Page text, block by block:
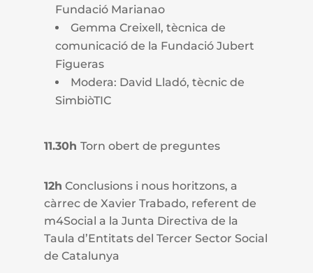
Fundació Marianao
Gemma Creixell, tècnica de
comunicació de la Fundació Jubert
Figueras
Modera: David Lladó, tècnic de
SimbiòTIC
11.30h Torn obert de preguntes
12h Conclusions i nous horitzons, a
càrrec de Xavier Trabado, referent de
m4Social a la Junta Directiva de la
Taula d’Entitats del Tercer Sector Social
de Catalunya